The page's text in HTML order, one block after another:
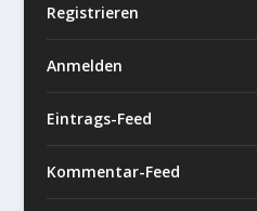
Registrieren
Anmelden
Eintrags-Feed
Kommentar-Feed